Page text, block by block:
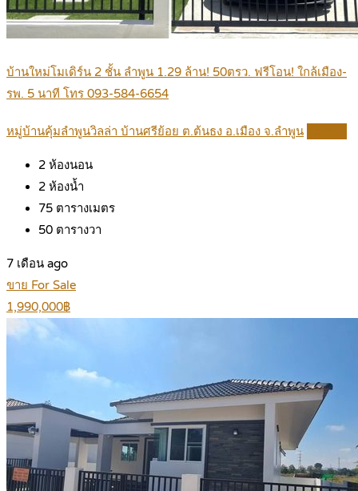
บ้านใหม่โมเดิร์น 2 ชั้น ลำพูน 1.29 ล้าน! 50ตรว. ฟรีโอน! ใกล้เมือง-
รพ. 5 นาที โทร 093-584-6654
หมู่บ้านคุ้มลำพูนวิลล่า บ้านศรีย้อย ต.ต้นธง อ.เมือง จ.ลำพูน
2 ห้องนอน
2 ห้องน้ำ
75 ตารางเมตร
50 ตารางวา
7 เดือน ago
ขาย For Sale
1,990,000฿